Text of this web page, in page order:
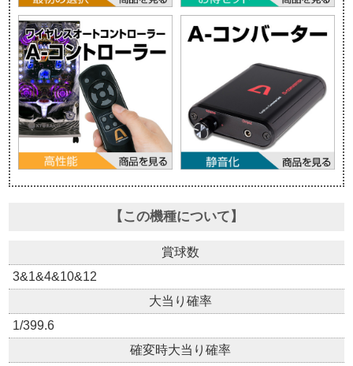
【この機種について】
賞球数
3&1&4&10&12
大当り確率
1/399.6
確変時大当り確率